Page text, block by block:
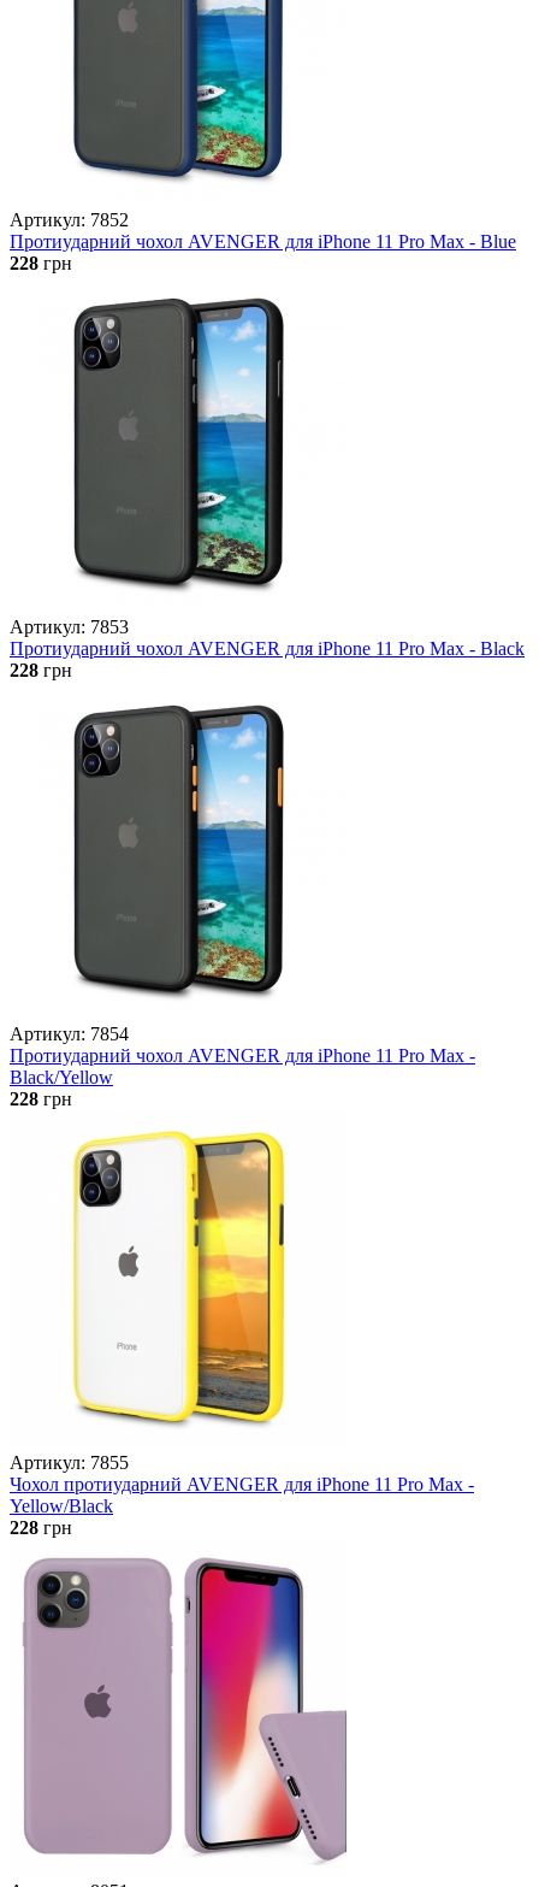
Артикул: 7852
Протиударний чохол AVENGER для iPhone 11 Pro Max - Blue
228 грн
Артикул: 7853
Протиударний чохол AVENGER для iPhone 11 Pro Max - Black
228 грн
Артикул: 7854
Протиударний чохол AVENGER для iPhone 11 Pro Max -
Black/Yellow
228 грн
Артикул: 7855
Чохол протиударний AVENGER для iPhone 11 Pro Max -
Yellow/Black
228 грн